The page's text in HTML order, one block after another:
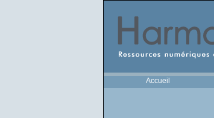
Accueil